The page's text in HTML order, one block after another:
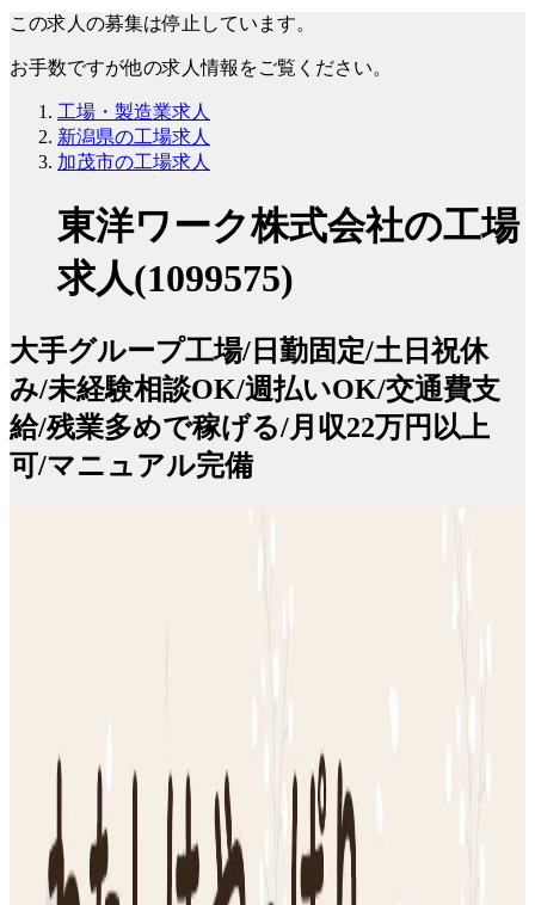
この求人の募集は停止しています。
お手数ですが他の求人情報をご覧ください。
工場・製造業求人
新潟県の工場求人
加茂市の工場求人
東洋ワーク株式会社の工場
求人(1099575)
大手グループ工場/日勤固定/土日祝休
み/未経験相談OK/週払いOK/交通費支
給/残業多めで稼げる/月収22万円以上
可/マニュアル完備